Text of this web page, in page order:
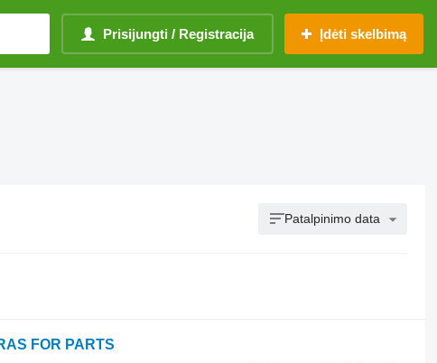
Prisijungti / Registracija Įdėti skelbimą
Patalpinimo data
FOR PARTS